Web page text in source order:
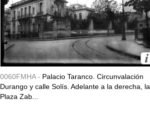
0060FMHA - Palacio Taranco. Circunvalación
Durango y calle Solís. Adelante a la derecha, la
Plaza Zab...